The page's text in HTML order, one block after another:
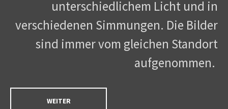
unterschiedlichem Licht und in
verschiedenen Simmungen. Die Bilder
sind immer vom gleichen Standort
aufgenommen.
WEITER